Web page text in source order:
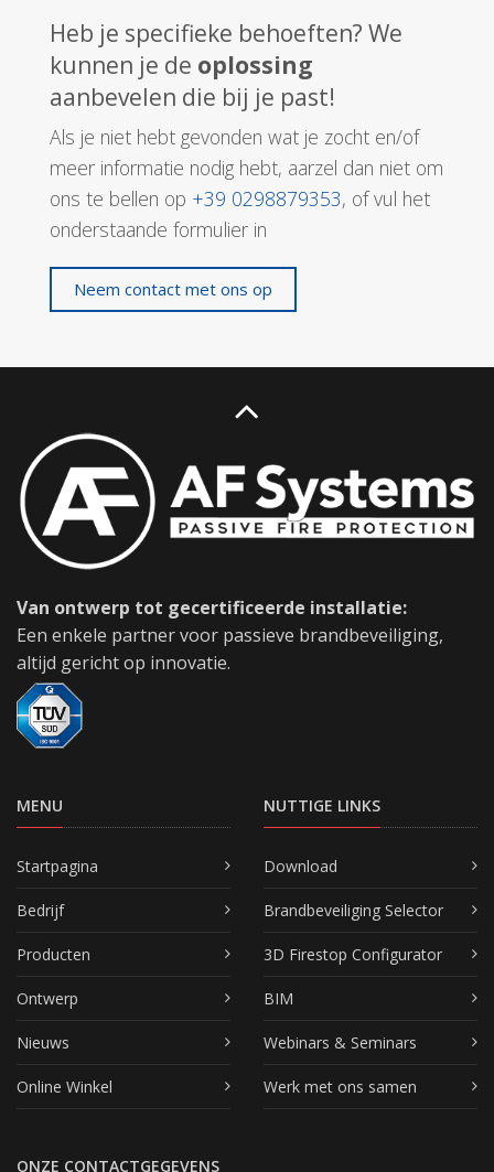
Heb je specifieke behoeften? We
kunnen je de oplossing
aanbevelen die bij je past!
Als je niet hebt gevonden wat je zocht en/of
meer informatie nodig hebt, aarzel dan niet om
ons te bellen op +39 0298879353, of vul het
onderstaande formulier in
Neem contact met ons op
Van ontwerp tot gecertificeerde installatie:
Een enkele partner voor passieve brandbeveiliging,
altijd gericht op innovatie.
MENU
Startpagina
Bedrijf
Producten
Ontwerp
Nieuws
Online Winkel
NUTTIGE LINKS
Download
Brandbeveiliging Selector
3D Firestop Configurator
BIM
Webinars & Seminars
Werk met ons samen
ONZE CONTACTGEGEVENS